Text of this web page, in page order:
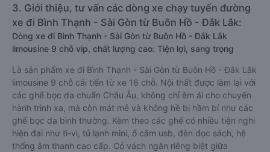
3. Giới thiệu, tư vấn các dòng xe chạy tuyến đường
xe đi Bình Thạnh - Sài Gòn từ Buôn Hồ - Đắk Lắk:
Dòng xe đi Bình Thạnh - Sài Gòn từ Buôn Hồ - Đắk Lắk
limousine 9 chỗ vip, chất lượng cao: Tiện lợi, sang trọng
Là sản phẩm xe đi Bình Thạnh - Sài Gòn từ Buôn Hồ - Đắk Lắk
limousine 9 chỗ cải tiến từ xe 16 chỗ. Nội thất được làm lại với
các ghế bọc da chuẩn Châu Âu, không chỉ êm ái cho chuyến
hành trình xa, mà còn mát mẻ và không hề bị hầm bí như các
ghế bọc da bình thường. Kèm theo các ghế có nhiều tiện nghi
hiện đại như ti-vi, tủ lạnh mini, ổ cắm usb, đèn đọc sách, hệ
thống âm thanh cao cấp. Có vách ngăn riêng biệt giữa